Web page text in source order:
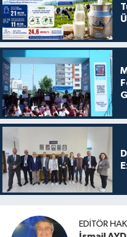
EDITÖR